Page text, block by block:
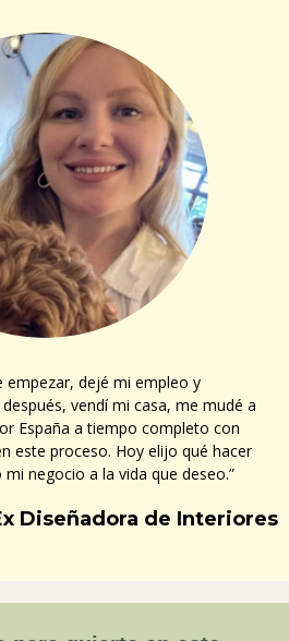
empezar, dejé mi empleo y
vendí mi casa, me mudé a
España a tiempo completo con
este proceso. Hoy elijo qué hacer
negocio a la vida que deseo.”
Diseñadora de Interiores